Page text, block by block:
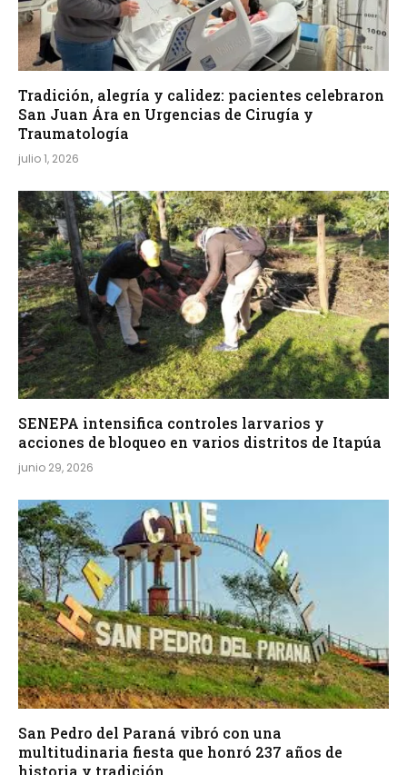
Tradición, alegría y calidez: pacientes celebraron
San Juan Ára en Urgencias de Cirugía y
Traumatología
julio 1, 2026
SENEPA intensifica controles larvarios y
acciones de bloqueo en varios distritos de Itapúa
junio 29, 2026
San Pedro del Paraná vibró con una
multitudinaria fiesta que honró 237 años de
historia y tradición